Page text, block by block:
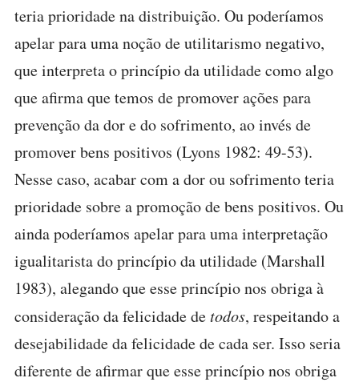
teria prioridade na distribuição. Ou poderíamos
apelar para uma noção de utilitarismo negativo,
que interpreta o princípio da utilidade como algo
que afirma que temos de promover ações para
prevenção da dor e do sofrimento, ao invés de
promover bens positivos (Lyons 1982: 49-53).
Nesse caso, acabar com a dor ou sofrimento teria
prioridade sobre a promoção de bens positivos. Ou
ainda poderíamos apelar para uma interpretação
igualitarista do princípio da utilidade (Marshall
1983), alegando que esse princípio nos obriga à
consideração da felicidade detodos, respeitando a
desejabilidade da felicidade de cada ser. Isso seria
diferente de afirmar que esse princípio nos obriga